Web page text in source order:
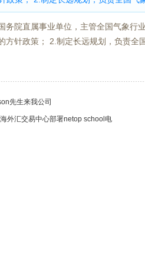
务院直属事业单位，主管全国气象行
方针政策； 2.制定长远规划，负责全
先生来我公司
外汇交易中心部署netop school电